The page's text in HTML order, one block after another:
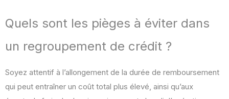
Quels sont les pièges à éviter dans
un regroupement de crédit ?
Soyez attentif à l’allongement de la durée de remboursement
qui peut entraîner un coût total plus élevé, ainsi qu’aux